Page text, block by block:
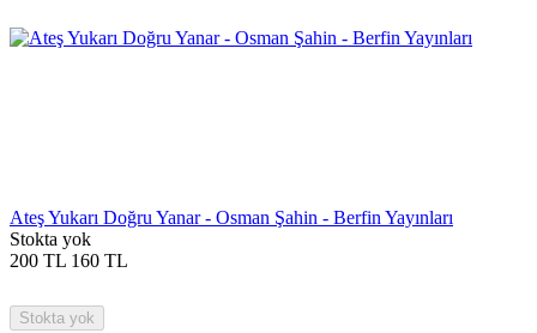
Ateş Yukarı Doğru Yanar - Osman Şahin - Berfin Yayınları
Stokta yok
200 TL 160 TL
Stokta yok